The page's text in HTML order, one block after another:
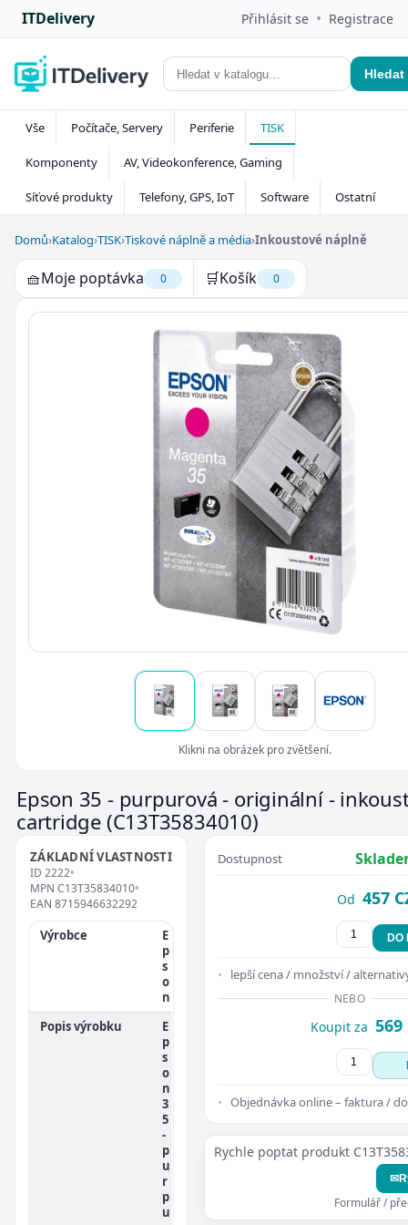
ITDelivery Přihlásit se • Registrace
Hledat
Vše Počítače, Servery Periferie TISK
Komponenty AV, Videokonference, Gaming
Síťové produkty Telefony, GPS, IoT Software Ostatní
Domů›Katalog›TISK›Tiskové náplně a média›Inkoustové náplně
🧺Moje poptávka 0 🛒Košík 0
Klikni na obrázek pro zvětšení.
Epson 35 - purpurová - originální -
cartridge (C13T35834010)
ZÁKLADNÍ VLASTNOSTI
ID 2222•
MPN C13T35834010•
EAN 8715946632292
Výrobce
E
p
s
o
n
Popis výrobku
E
p
s
o
n
3
5
-
p
u
r
p
u
Dostupnost
Od 457
DO
lepší cena / množství /
NEBO
Koupit za 569
Objednávka online – faktura /
Rychle poptat produkt
✉
Formulář /